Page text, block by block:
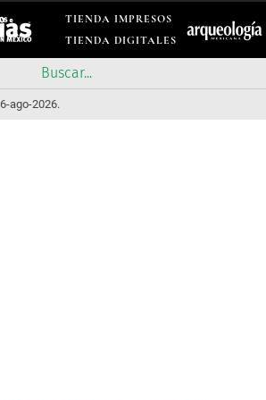
TIENDA IMPRESOS
TIENDA DIGITALES
6-ago-2026.